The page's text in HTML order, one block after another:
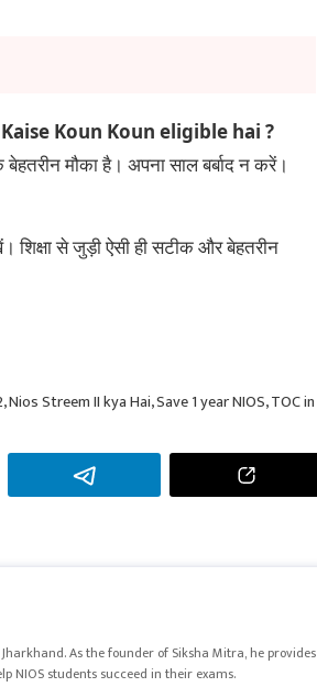
Koun Koun eligible hai ?
मौका है। अपना साल बर्बाद न करें।
शिक्षा से जुड़ी ऐसी ही सटीक और बेहतरीन
,Nios Streem II kya Hai,Save 1 year NIOS,TOC in
As the founder of Siksha Mitra, he provides
NIOS students succeed in their exams.